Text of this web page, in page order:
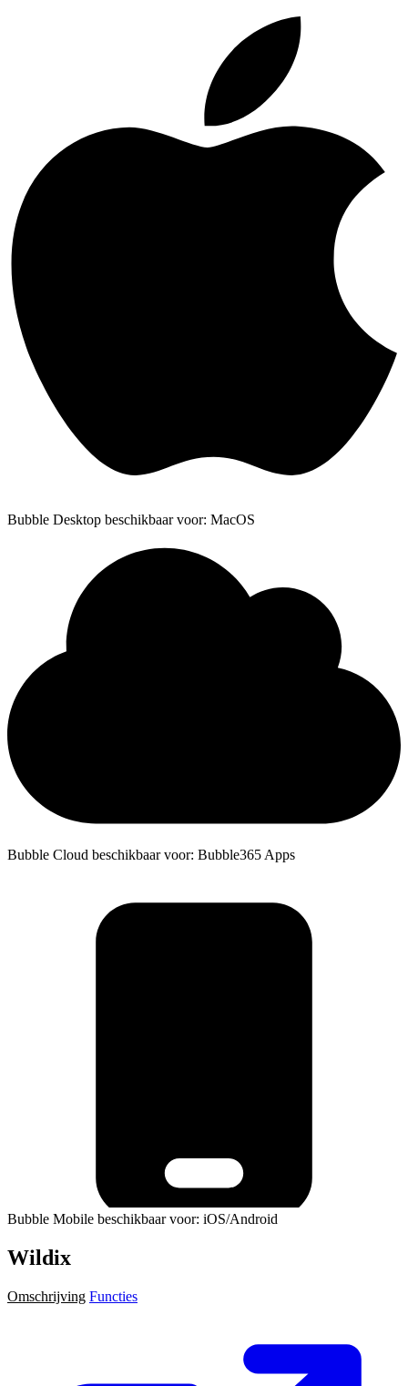
Bubble Desktop beschikbaar voor: MacOS
Bubble Cloud beschikbaar voor: Bubble365 Apps
Bubble Mobile beschikbaar voor: iOS/Android
Wildix
Omschrijving Functies